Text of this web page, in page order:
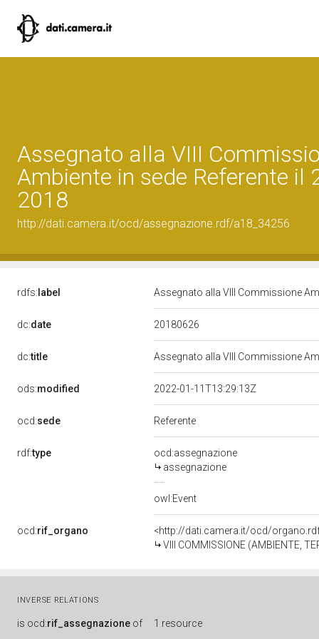
Assegnato alla VIII
Ambiente in sede Referente il
2018
http://dati.camera.it/ocd/assegnazione.rdf/a18_34256
rdfs: label Assegnato alla VIII Commissione
dc:date 20180626
dc:title Assegnato alla VIII Commissione
ods:modified 2022-01-11T13:29:13Z
ocd:sede Referente
rdf:type
ocd:assegnazione
assegnazione
owl:Event
ocd:rif_organo
<http://dati.camera.it/ocd/
VIII COMMISSIONE (AMBIENTE,
INVERSE RELATIONS
is ocd:rif_assegnazione of 1 resource